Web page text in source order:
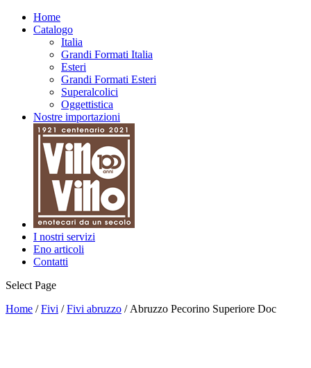
Home
Catalogo
Italia
Grandi Formati Italia
Esteri
Grandi Formati Esteri
Superalcolici
Oggettistica
Nostre importazioni
I nostri servizi
Eno articoli
Contatti
Select Page
Home /Fivi /Fivi abruzzo / Abruzzo Pecorino Superiore Doc